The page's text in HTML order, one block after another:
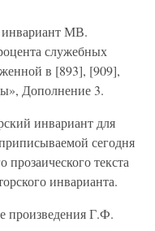
МВ.
служебных
в [893], [909],
Дополнение 3.
инвариант для
сегодня
текста
инварианта.
произведения Г.Ф.